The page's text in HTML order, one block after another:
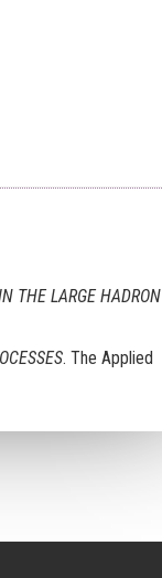
THE LARGE HADRON
. The Applied